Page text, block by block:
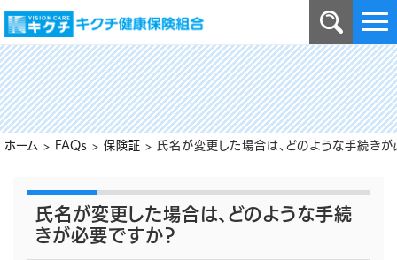
ホーム > FAQs > 保険証 > 氏名が変更した場合は、どのような手続き
氏名が変更した場合は、どのような手続
きが必要ですか？